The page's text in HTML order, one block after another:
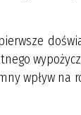
wpływ na